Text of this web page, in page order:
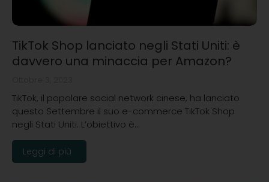
TikTok Shop lanciato negli Stati Uniti: è
davvero una minaccia per Amazon?
TikTok, il popolare social network cinese, ha lanciato
questo Settembre il suo e-commerce TikTok Shop
negli Stati Uniti. L’obiettivo è…
Leggi di più